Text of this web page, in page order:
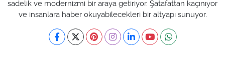
sadelik ve modernizmi bir araya getiriyor. Şatafattan kaçınıyor
ve insanlara haber okuyabilecekleri bir altyapı sunuyor.